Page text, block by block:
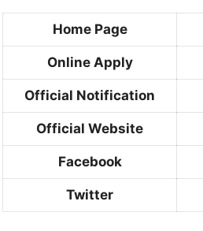
Home Page
Online Apply
Official Notification
Official Website
Facebook
Twitter